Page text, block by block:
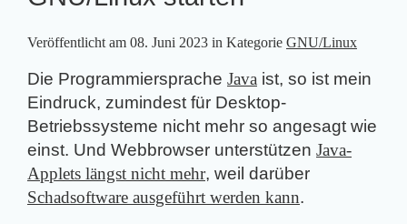
Veröffentlicht am 08. Juni 2023 in Kategorie GNU/Linux
Die Programmiersprache Java ist, so ist mein
Eindruck, zumindest für Desktop-
Betriebssysteme nicht mehr so angesagt wie
einst. Und Webbrowser unterstützen Java-
Applets längst nicht mehr, weil darüber
Schadsoftware ausgeführt werden kann.